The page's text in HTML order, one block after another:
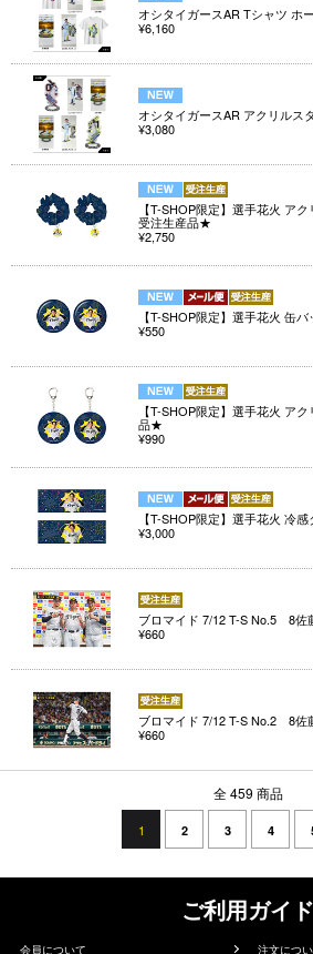
オシタイガースAR Tシャツ ホ
¥6,160
オシタイガースAR アクリルス
¥3,080
【T-SHOP限定】選手花火 ア
受注生産品★
¥2,750
【T-SHOP限定】選手花火 缶
¥550
【T-SHOP限定】選手花火 ア
品★
¥990
【T-SHOP限定】選手花火 冷
¥3,000
ブロマイド 7/12 T-S No.5 8佐
¥660
ブロマイド 7/12 T-S No.2 8佐
¥660
全 459 商品
1 2 3 4
ご利用ガイド
会員について 注文につ